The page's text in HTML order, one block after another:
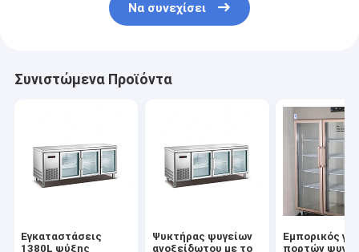
Να συνεχίσει
Συνιστώμενα Προϊόντα
Εγκαταστάσεις
1380L ψύξης
Ψυκτήρας ψυγείων
ανοξείδωτου με το
Εμπορικός
πορτών